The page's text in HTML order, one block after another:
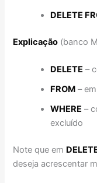
DELETE
Explicação (banco
DELETE –
FROM –
WHERE –
excluído
Note que em
deseja acrescentar